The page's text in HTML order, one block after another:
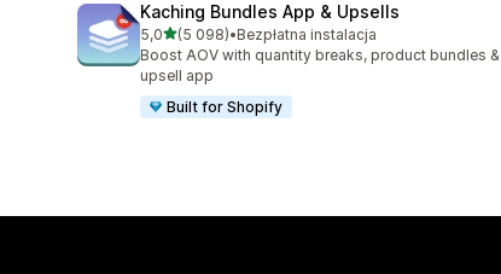
Kaching Bundles App & Upsells
5,0na 5 gwiazdek
(5 098)
Łączna liczba recenzji: 5098
•Bezpłatna instalacja
Boost AOV with quantity breaks, product bundles &
upsell app
Built for Shopify